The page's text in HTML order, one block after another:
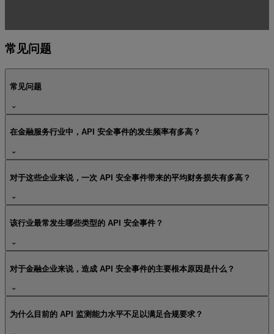
常见问题
常见问题
在金融服务行业中，API 安全事件的发生频率有多高？
对于这些企业来说，一次 API 安全事件带来的平均财务损失有多高？
该行业最常发生哪些类型的 API 安全事件？
对于金融企业来说，造成 API 安全事件的主要根本原因是什么？
为什么目前的 API 监测能力水平不足以满足合规要求？